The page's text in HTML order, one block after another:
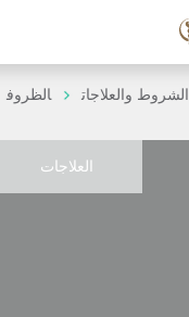
الشروط والعلاجات الظروف
العلاجات